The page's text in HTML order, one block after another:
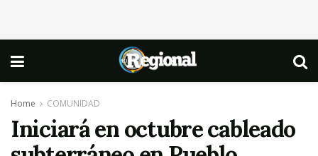
Home COMUNIDAD
Iniciará en octubre cableado